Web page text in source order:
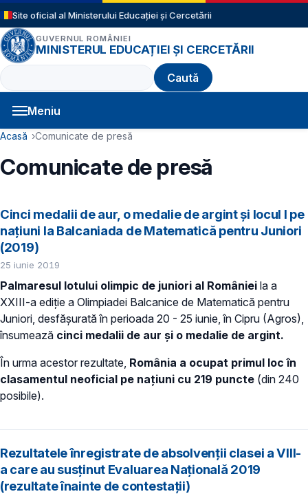
Sari la conținutul principal
Site oficial al Ministerului Educației și Cercetării
GUVERNUL ROMÂNIEI
MINISTERUL EDUCAȚIEI ȘI CERCETĂRII
Caută
Meniu
Navigație principală
Cale de navigare
Acasă Comunicate de presă
Comunicate de presă
Cinci medalii de aur, o medalie de argint și locul I pe
națiuni la Balcaniada de Matematică pentru Juniori
(2019)
25 iunie 2019
Palmaresul lotului olimpic de juniori al României la a
XXIII-a ediţie a Olimpiadei Balcanice de Matematică pentru
Juniori, desfăşurată în perioada 20 - 25 iunie, în Cipru (Agros),
însumează cinci medalii de aur și o medalie de argint.
În urma acestor rezultate, România a ocupat primul loc în
clasamentul neoficial pe națiuni cu 219 puncte (din 240
posibile).
Rezultatele înregistrate de absolvenţii clasei a VIII-
a care au susținut Evaluarea Naţională 2019
(rezultate înainte de contestaţii)